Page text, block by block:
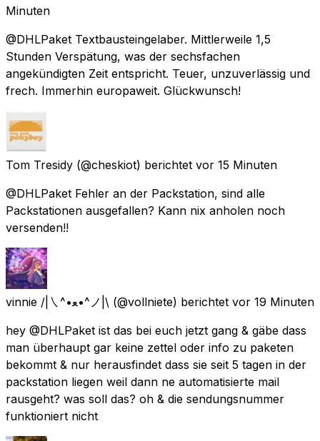
Minuten
@DHLPaket Textbausteingelaber. Mittlerweile 1,5
Stunden Verspätung, was der sechsfachen
angekündigten Zeit entspricht. Teuer, unzuverlässig und
frech. Immerhin europaweit. Glückwunsch!
Tom Tresidy (@cheskiot) berichtet vor 15 Minuten
@DHLPaket Fehler an der Packstation, sind alle
Packstationen ausgefallen? Kann nix anholen noch
versenden!!
vinnie /|㇏^•ﻌ•^ノ|\ (@vollniete) berichtet vor 19 Minuten
hey @DHLPaket ist das bei euch jetzt gang & gäbe dass
man überhaupt gar keine zettel oder info zu paketen
bekommt & nur herausfindet dass sie seit 5 tagen in der
packstation liegen weil dann ne automatisierte mail
rausgeht? was soll das? oh & die sendungsnummer
funktioniert nicht